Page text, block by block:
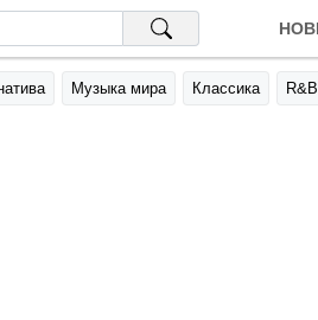
Музыка мира Классика R&B